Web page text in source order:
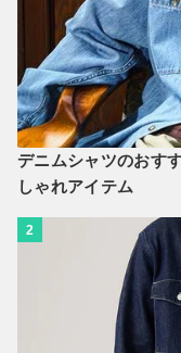
デニムシャツのおす
しゃれアイテム
2